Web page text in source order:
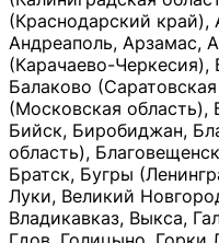
(Краснодарский край),
Андреаполь, Арзамас,
(Карачаево-Черкесия),
Балаково
(Московская
Бийск, Биробиджан,
область),
Братск, Бугры
Луки, Великий
Владикавказ, Выкса,